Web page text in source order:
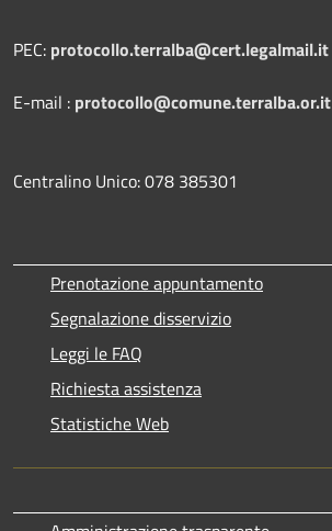
PEC: protocollo.terralba@cert.legalmail.it
E-mail : protocollo@comune.terralba.or.it
Centralino Unico: 078 385301
Prenotazione appuntamento
Segnalazione disservizio
Leggi le FAQ
Richiesta assistenza
Statistiche Web